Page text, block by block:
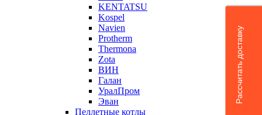
KENTATSU
Kospel
Navien
Protherm
Thermona
Zota
ВИН
Галан
УралПром
Эван
Пеллетные котлы
Рассчитать доставку